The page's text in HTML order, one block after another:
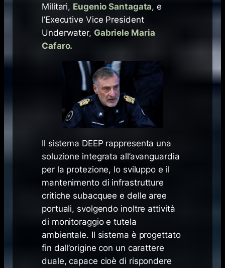
Militari, Eugenio Santagata, e
l’Executive Vice President
Underwater, Gabriele Maria
Cafaro.
Il sistema DEEP rappresenta una
soluzione integrata all’avanguardia
per la protezione, lo sviluppo e il
mantenimento di infrastrutture
critiche subacquee e delle aree
portuali, svolgendo inoltre attività
di monitoraggio e tutela
ambientale. Il sistema è progettato
fin dall’origine con un carattere
duale, capace cioè di rispondere